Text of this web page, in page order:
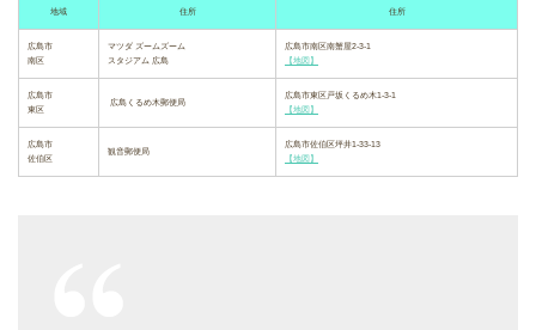
地域 住所 住所
広島市
南区
マツダ ズームズーム
スタジアム 広島
広島市南区南蟹屋2-3-1
【地図】
広島市
東区
広島くるめ木郵便局
広島市東区戸坂くるめ木1-3-1
【地図】
広島市
佐伯区
観音郵便局
広島市佐伯区坪井1-33-13
【地図】